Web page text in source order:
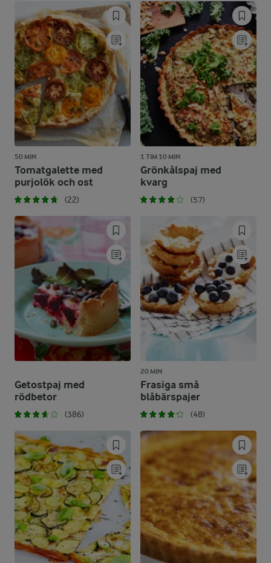
50 MIN
Tomatgalette med
purjolök och ost
(22)
1 TIM 10 MIN
Grönkålspaj med
kvarg
(57)
Getostpaj med
rödbetor
(386)
20 MIN
Frasiga små
blåbärspajer
(48)